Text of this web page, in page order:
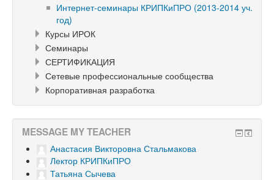
Интернет-семинары КРИПКиПРО (2013-2014 уч.
год)
Курсы ИРОК
Семинары
СЕРТИФИКАЦИЯ
Сетевые профессиональные сообщества
Корпоративная разработка
MESSAGE MY TEACHER
Анастасия Викторовна Стальмакова
Лектор КРИПКиПРО
Татьяна Сычева